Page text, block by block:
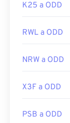
K25 a ODD
RWL a ODD
NRW a ODD
X3F a ODD
PSB a ODD